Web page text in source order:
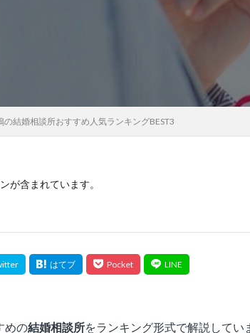
の結婚相談所おすすめ人気ランキングBEST3
が含まれています。
めの結婚相談所をランキング形式で解説してい